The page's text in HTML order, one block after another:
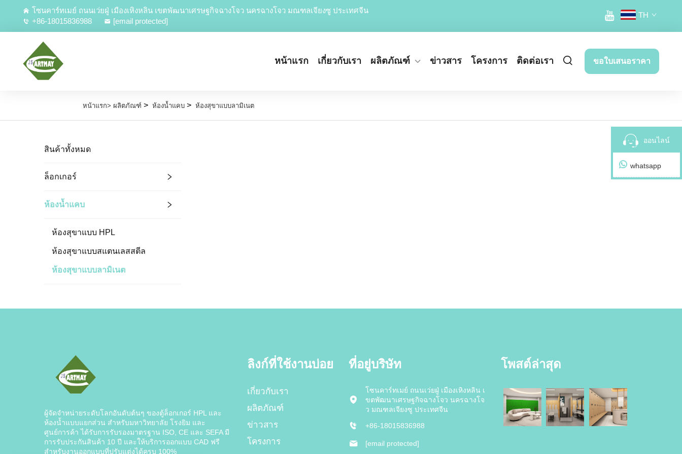
โซนคาร์ทเมย์ ถนนเว่ยฝู่ เมืองเหิงหลิน เขตพัฒนาเศรษฐกิจฉางโจว นครฉางโจว มณฑลเจียงซู ประเทศจีน
+86-18015836988
[email protected]
TH
หน้าแรก เกี่ยวกับเรา ผลิตภัณฑ์ ข่าวสาร โครงการ ติดต่อเรา ขอใบเสนอราคา
หน้าแรก> ผลิตภัณฑ์> ห้องน้ำแคบ> ห้องสุขาแบบลามิเนต
สินค้าทั้งหมด
ล็อกเกอร์
ห้องน้ำแคบ
ห้องสุขาแบบ HPL
ห้องสุขาแบบสแตนเลสสตีล
ห้องสุขาแบบลามิเนต
ออนไลน์
whatsapp
ผู้จัดจำหน่ายระดับโลกอันดับต้นๆ ของตู้ล็อกเกอร์ HPL และ
ห้องน้ำแบบแยกส่วน สำหรับมหาวิทยาลัย โรงยิม และ
ศูนย์การค้า ได้รับการรับรองมาตรฐาน ISO, CE และ SEFA มี
การรับประกันสินค้า 10 ปี และให้บริการออกแบบ CAD ฟรี
สำหรับงานออกแบบที่ปรับแต่งได้ครบ 100%
ลิงก์ที่ใช้งานบ่อย
เกี่ยวกับเรา
ผลิตภัณฑ์
ข่าวสาร
โครงการ
ที่อยู่บริษัท
โซนคาร์ทเมย์ ถนนเว่ยฝู่ เมืองเหิงหลิน เ
ขตพัฒนาเศรษฐกิจฉางโจว นครฉางโจ
ว มณฑลเจียงซู ประเทศจีน
+86-18015836988
[email protected]
โพสต์ล่าสุด